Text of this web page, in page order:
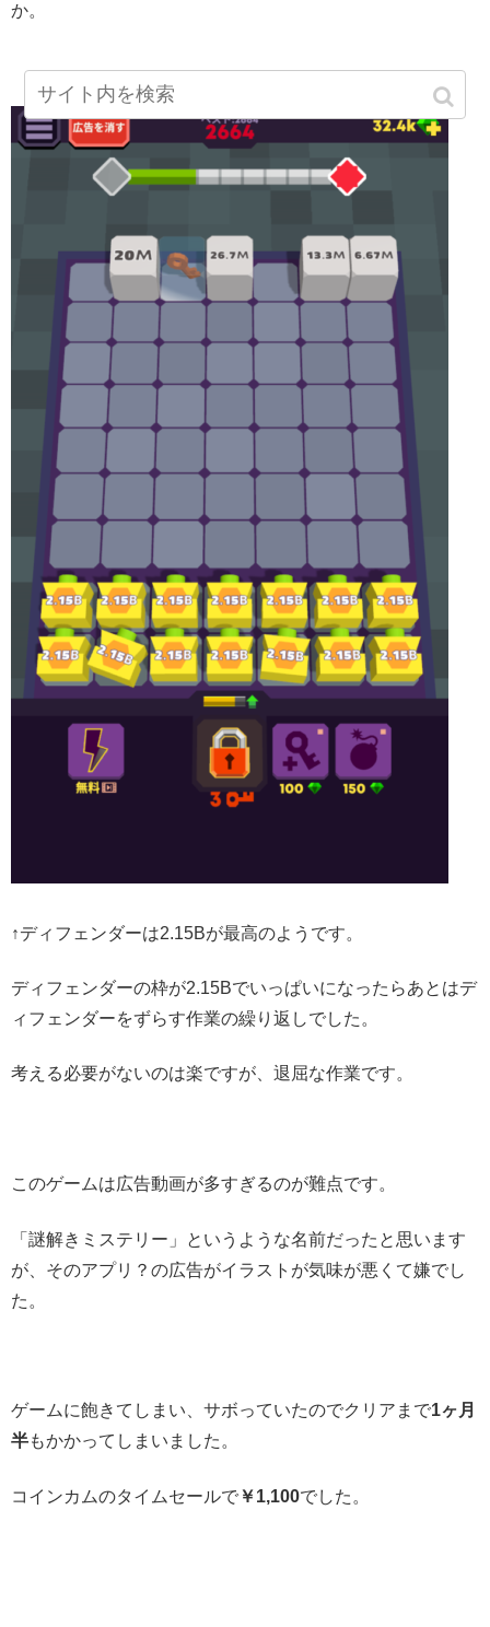
か。
↑ディフェンダーは2.15Bが最高のようです。
ディフェンダーの枠が2.15Bでいっぱいになったらあとはデ
ィフェンダーをずらす作業の繰り返しでした。
考える必要がないのは楽ですが、退屈な作業です。
このゲームは広告動画が多すぎるのが難点です。
「謎解きミステリー」というような名前だったと思います
が、そのアプリ？の広告がイラストが気味が悪くて嫌でし
た。
ゲームに飽きてしまい、サボっていたのでクリアまで1ヶ月
半もかかってしまいました。
コインカムのタイムセールで￥1,100でした。